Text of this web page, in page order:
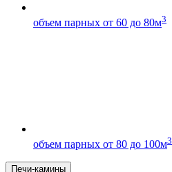
объем парных от 60 до 80м3
объем парных от 80 до 100м3
Печи-камины